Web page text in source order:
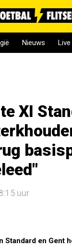
Nieuws Live
XI
uur
Standard en Gent